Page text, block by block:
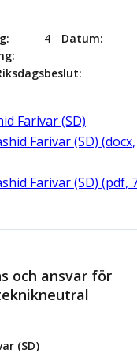
4
Datum
Farivar (SD)
Farivar (SD) (docx,
Farivar (SD) (pdf,
och ansvar för
(SD)